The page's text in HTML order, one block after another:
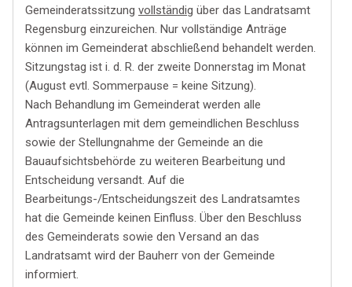
Gemeinderatssitzung vollständig über das Landratsamt
Regensburg einzureichen. Nur vollständige Anträge
können im Gemeinderat abschließend behandelt werden.
Sitzungstag ist i. d. R. der zweite Donnerstag im Monat
(August evtl. Sommerpause = keine Sitzung).
Nach Behandlung im Gemeinderat werden alle
Antragsunterlagen mit dem gemeindlichen Beschluss
sowie der Stellungnahme der Gemeinde an die
Bauaufsichtsbehörde zu weiteren Bearbeitung und
Entscheidung versandt. Auf die
Bearbeitungs-/Entscheidungszeit des Landratsamtes
hat die Gemeinde keinen Einfluss. Über den Beschluss
des Gemeinderats sowie den Versand an das
Landratsamt wird der Bauherr von der Gemeinde
informiert.